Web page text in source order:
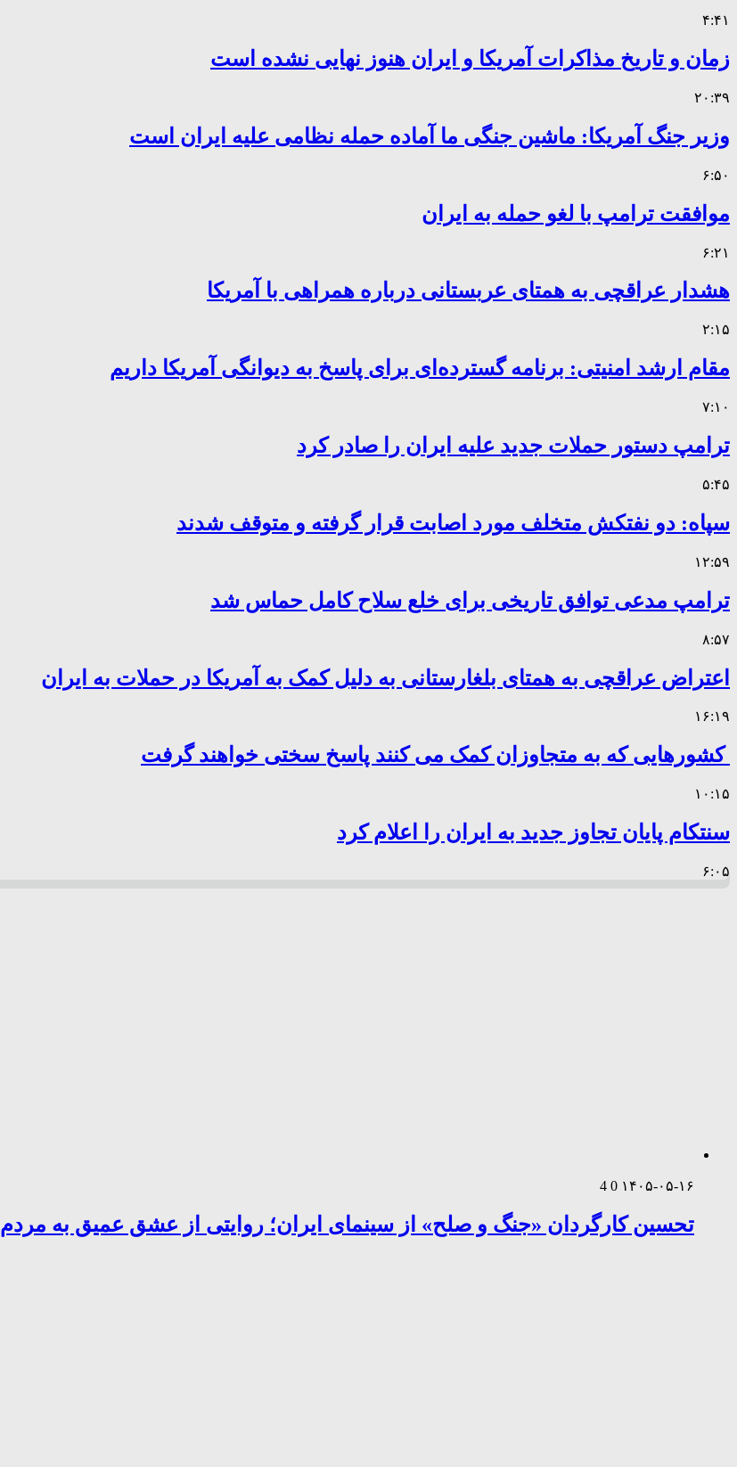
۴:۴۱
زمان و تاریخ مذاکرات آمریکا و ایران هنوز نهایی نشده است
۲۰:۳۹
وزیر جنگ آمریکا: ماشین جنگی ما آماده حمله نظامی علیه ایران است
۶:۵۰
موافقت ترامپ با لغو حمله به ایران
۶:۲۱
هشدار عراقچی به همتای عربستانی درباره همراهی با آمریکا
۲:۱۵
مقام ارشد امنیتی: برنامه گسترده‌ای برای پاسخ به دیوانگی آمریکا داریم
۷:۱۰
ترامپ دستور حملات جدید علیه ایران را صادر کرد
۵:۴۵
سپاه: دو نفتکش متخلف مورد اصابت قرار گرفته و متوقف شدند
۱۲:۵۹
ترامپ مدعی توافق تاریخی برای خلع سلاح کامل حماس شد
۸:۵۷
اعتراض عراقچی به همتای بلغارستانی به دلیل کمک به آمریکا در حملات به ایران
۱۶:۱۹
کشورهایی که به متجاوزان کمک می کنند پاسخ سختی خواهند گرفت
۱۰:۱۵
سنتکام پایان تجاوز جدید به ایران را اعلام کرد
۶:۰۵
۱۴۰۵-۰۵-۱۶ 0
4
تحسین کارگردان «جنگ و صلح» از سینمای ایران؛ روایتی از عشق عمیق به مردم